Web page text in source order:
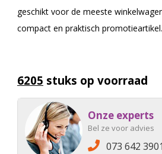
geschikt voor de meeste
compact en praktisch promotieartikel.
6205 stuks op voorraad
Onze experts
Bel ze voor advies
073 642 3901